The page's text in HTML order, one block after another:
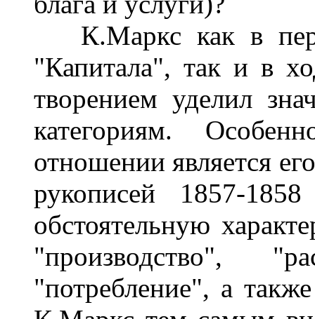
К.Маркс как в
"Капитала", так и в
творением уделил
категориям.
отношении является
рукописей 1857-
обстоятельную
"производство",
"потребление", а